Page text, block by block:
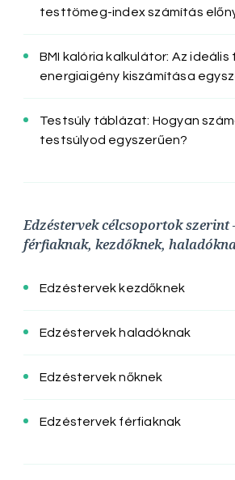
testtömeg-index számítás
BMI kalória kalkulátor: Az ideális
energiaigény kiszámítása
Testsúly táblázat: Hogyan
testsúlyod egyszerűen?
Edzéstervek célcsoportok szerint
férfiaknak, kezdőknek,
Edzéstervek kezdőknek
Edzéstervek haladóknak
Edzéstervek nőknek
Edzéstervek férfiaknak